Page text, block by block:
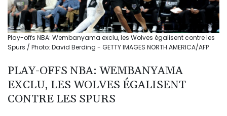
Play-offs NBA: Wembanyama exclu, les Wolves égalisent contre les
Spurs / Photo: David Berding - GETTY IMAGES NORTH AMERICA/AFP
PLAY-OFFS NBA: WEMBANYAMA
EXCLU, LES WOLVES ÉGALISENT
CONTRE LES SPURS